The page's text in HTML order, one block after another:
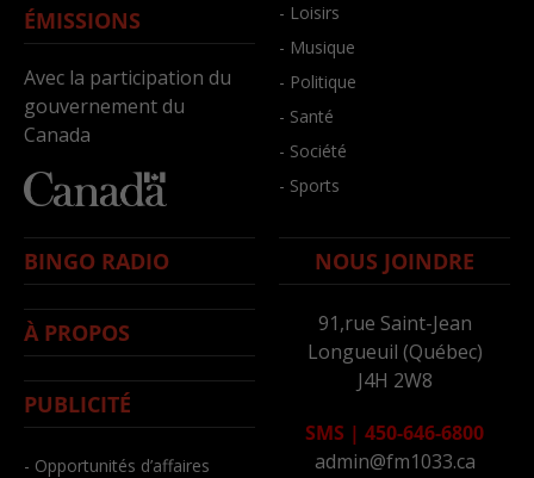
ÉMISSIONS
Avec la participation du
gouvernement du
Canada
- Loisirs
- Musique
- Politique
- Santé
- Société
- Sports
BINGO RADIO
À PROPOS
PUBLICITÉ
- Opportunités d’affaires
NOUS JOINDRE
91,rue Saint-Jean
Longueuil (Québec)
J4H 2W8
SMS | 450-646-6800
admin@fm1033.ca